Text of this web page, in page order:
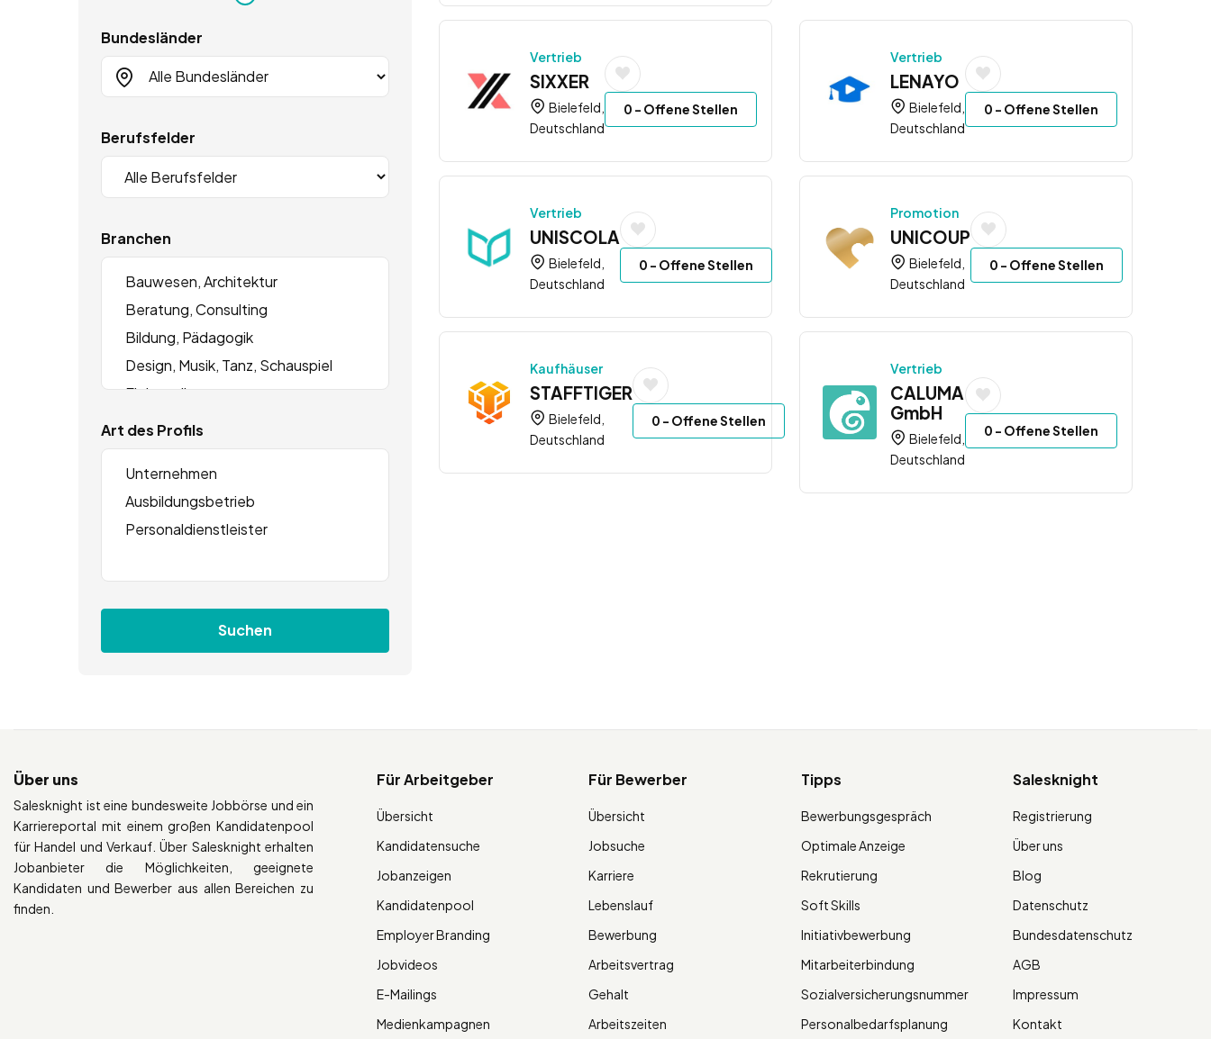
Bundesländer
Berufsfelder
Branchen
Art des Profils
Suchen
Vertrieb
SIXXER
Bielefeld,
Deutschland
0 - Offene Stellen
Vertrieb
LENAYO
Bielefeld,
Deutschland
0 - Offene Stellen
Vertrieb
UNISCOLA
Bielefeld,
Deutschland
0 - Offene Stellen
Promotion
UNICOUP
Bielefeld,
Deutschland
0 - Offene Stellen
Kaufhäuser
STAFFTIGER
Bielefeld,
Deutschland
0 - Offene Stellen
Vertrieb
CALUMA
GmbH
Bielefeld,
Deutschland
0 - Offene Stellen
Über uns
Salesknight ist eine bundesweite Jobbörse und ein
Karriereportal mit einem großen Kandidatenpool
für Handel und Verkauf. Über Salesknight erhalten
Jobanbieter die Möglichkeiten, geeignete
Kandidaten und Bewerber aus allen Bereichen zu
finden.
Für Arbeitgeber
Übersicht
Kandidatensuche
Jobanzeigen
Kandidatenpool
Employer Branding
Jobvideos
E-Mailings
Medienkampagnen
Für Bewerber
Übersicht
Jobsuche
Karriere
Lebenslauf
Bewerbung
Arbeitsvertrag
Gehalt
Arbeitszeiten
Tipps
Bewerbungsgespräch
Optimale Anzeige
Rekrutierung
Soft Skills
Initiativbewerbung
Mitarbeiterbindung
Sozialversicherungsnummer
Personalbedarfsplanung
Salesknight
Registrierung
Über uns
Blog
Datenschutz
Bundesdatenschutz
AGB
Impressum
Kontakt